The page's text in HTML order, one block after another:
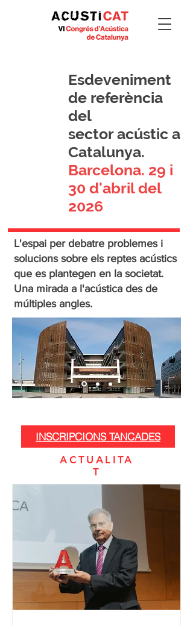
Esdeveniment
de referència
del
sector acústic a
Catalunya.
Barcelona. 29 i
30 d'abril del
2026
L'espai per debatre problemes i
solucions sobre els reptes acústics
que es plantegen en la societat.
Una mirada a l'acústica des de
múltiples angles.
INSCRIPCIONS TANCADES
ACTUALITA
T